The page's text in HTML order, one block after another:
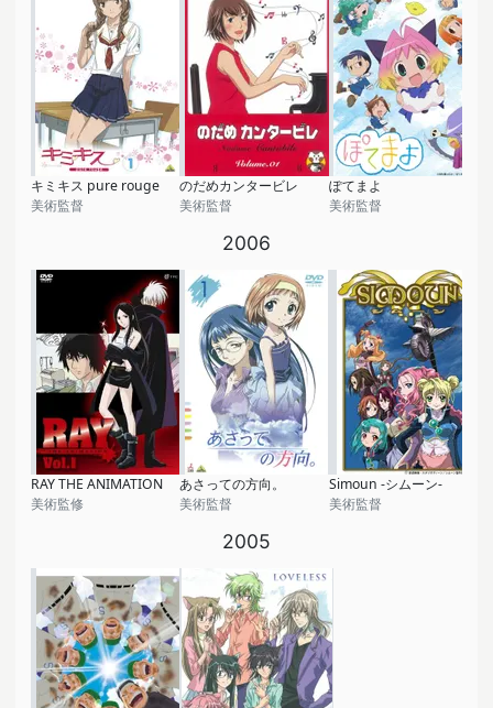
キミキス pure rouge
美術監督
のだめカンタービレ
美術監督
ぽてまよ
美術監督
2006
RAY THE ANIMATION
美術監修
あさっての方向。
美術監督
Simoun -シムーン-
美術監督
2005